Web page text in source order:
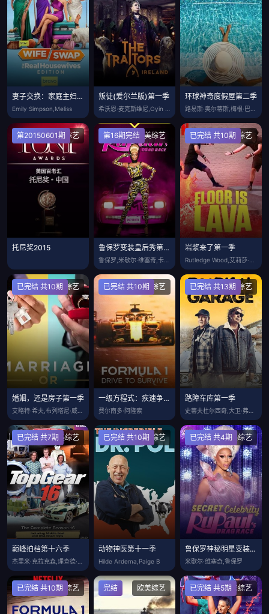
妻子交换：家庭主妇真实版
Emily Simpson,Meliss
叛徒(爱尔兰版)第一季 环球神奇度假屋第二季
欧美综艺
第20150601期
托尼奖2015
欧美综艺
第16期完结
鲁保罗变装皇后秀第十五季
欧美综艺
已完结 共10期
岩浆来了第一季
欧美综艺
已完结 共10期
婚姻，还是房子第一季
欧美综艺
已完结 共10期
一级方程式：疾速争胜第三季
费尔南多·阿隆索
欧美综艺
已完结 共13期
路障车库第一季
欧美综艺
已完结 共7期
巅峰拍档第十六季
欧美综艺
已完结 共10期
动物神医第十一季
Hilde Ardema,Paige B
欧美综艺
已完结 共4期
鲁保罗神秘明星变装皇后学院第一季
米歇尔·维塞奇,鲁保罗
欧美综艺
已完结 共10期 欧美综艺
完结 欧美综艺
已完结 共5期